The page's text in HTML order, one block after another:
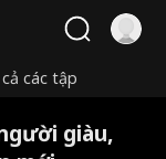
các tập
giàu,